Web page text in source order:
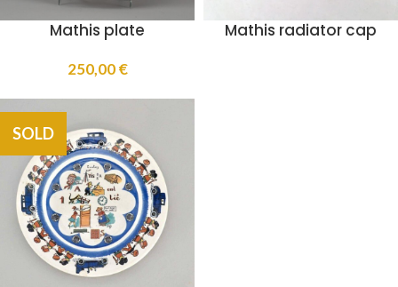
Mathis plate
250,00€
Mathis radiator cap
SOLD